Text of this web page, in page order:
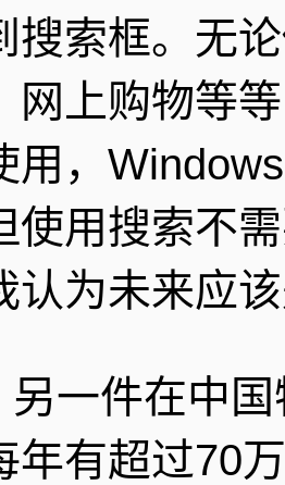
搜索框。无
网上购物等
用，
使用搜索不
认为未来应
另一件在中
年有超过70